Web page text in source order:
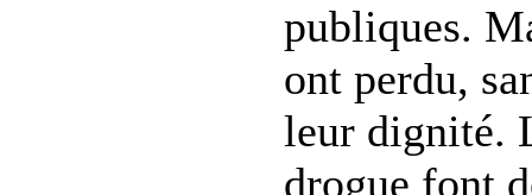
publiques.
ont perdu,
leur dignité.
drogue font